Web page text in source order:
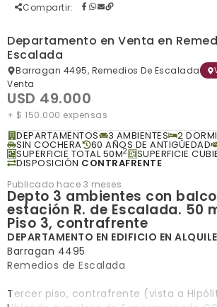
Compartir:
Departamento en Venta en
Escalada
Barragan 4495, Remedios De Escalada
Venta
USD 49.000
+ $ 150.000 expensas
DEPARTAMENTOS 3 AMBIENTES 2
SIN COCHERA 60 AÑOS DE ANTIGÜEDAD
SUPERFICIE TOTAL 50M2 SUPERFICIE
DISPOSICIÓN CONTRAFRENTE
Publicado hace 3 meses
Depto 3 ambientes con
estación R. de Escalada. 50
Piso 3, contrafrente
DEPARTAMENTO EN EDIFICIO EN
Barragan 4495
Remedios de Escalada
Tercer piso, contrafrente (vista a